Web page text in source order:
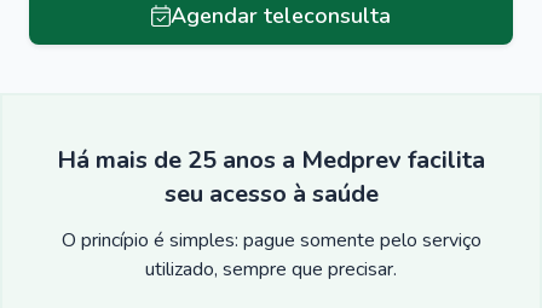
Agendar teleconsulta
Há mais de 25 anos a Medprev facilita
seu acesso à saúde
O princípio é simples: pague somente pelo serviço
utilizado, sempre que precisar.